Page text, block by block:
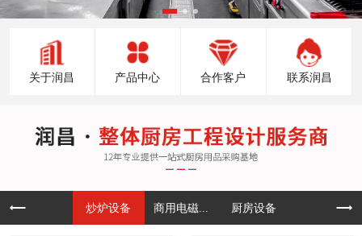
关于润昌 产品中心 合作客户 联系润昌
炒炉设备 商用电磁... 厨房设备